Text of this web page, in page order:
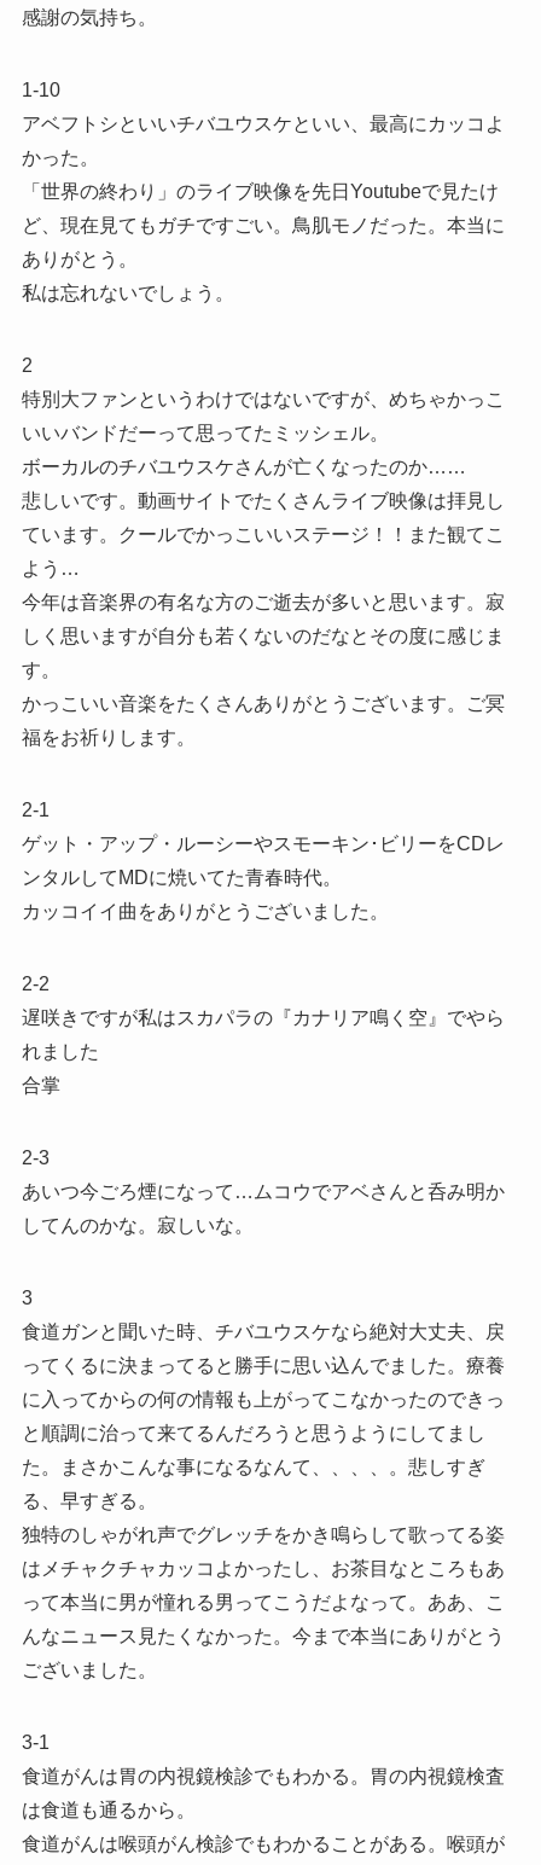
感謝の気持ち。
1-10
アベフトシといいチバユウスケといい、最高にカッコよ
かった。
「世界の終わり」のライブ映像を先日Youtubeで見たけ
ど、現在見てもガチですごい。鳥肌モノだった。本当に
ありがとう。
私は忘れないでしょう。
2
特別大ファンというわけではないですが、めちゃかっこ
いいバンドだーって思ってたミッシェル。
ボーカルのチバユウスケさんが亡くなったのか……
悲しいです。動画サイトでたくさんライブ映像は拝見し
ています。クールでかっこいいステージ！！また観てこ
よう…
今年は音楽界の有名な方のご逝去が多いと思います。寂
しく思いますが自分も若くないのだなとその度に感じま
す。
かっこいい音楽をたくさんありがとうございます。ご冥
福をお祈りします。
2-1
ゲット・アップ・ルーシーやスモーキン･ビリーをCDレ
ンタルしてMDに焼いてた青春時代。
カッコイイ曲をありがとうございました。
2-2
遅咲きですが私はスカパラの『カナリア鳴く空』でやら
れました
合掌
2-3
あいつ今ごろ煙になって…ムコウでアベさんと呑み明か
してんのかな。寂しいな。
3
食道ガンと聞いた時、チバユウスケなら絶対大丈夫、戻
ってくるに決まってると勝手に思い込んでました。療養
に入ってからの何の情報も上がってこなかったのできっ
と順調に治って来てるんだろうと思うようにしてまし
た。まさかこんな事になるなんて、、、、。悲しすぎ
る、早すぎる。
独特のしゃがれ声でグレッチをかき鳴らして歌ってる姿
はメチャクチャカッコよかったし、お茶目なところもあ
って本当に男が憧れる男ってこうだよなって。ああ、こ
んなニュース見たくなかった。今まで本当にありがとう
ございました。
3-1
食道がんは胃の内視鏡検診でもわかる。胃の内視鏡検査
は食道も通るから。
食道がんは喉頭がん検診でもわかることがある。喉頭が